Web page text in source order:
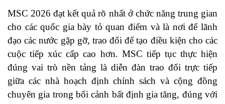
MSC 2026 đạt kết quả rõ nhất ở chức năng trung gian
cho các quốc gia bày tỏ quan điểm và là nơi để lãnh
đạo các nước gặp gỡ, trao đổi để tạo điều kiện cho các
cuộc tiếp xúc cấp cao hơn. MSC tiếp tục thực hiện
đúng vai trò nền tảng là diễn đàn trao đổi trực tiếp
giữa các nhà hoạch định chính sách và cộng đồng
chuyên gia trong bối cảnh bất định gia tăng, đúng với